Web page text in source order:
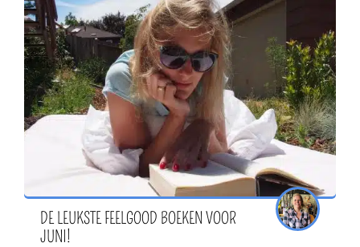
DE LEUKSTE FEELGOOD BOEKEN VOOR
JUNI!